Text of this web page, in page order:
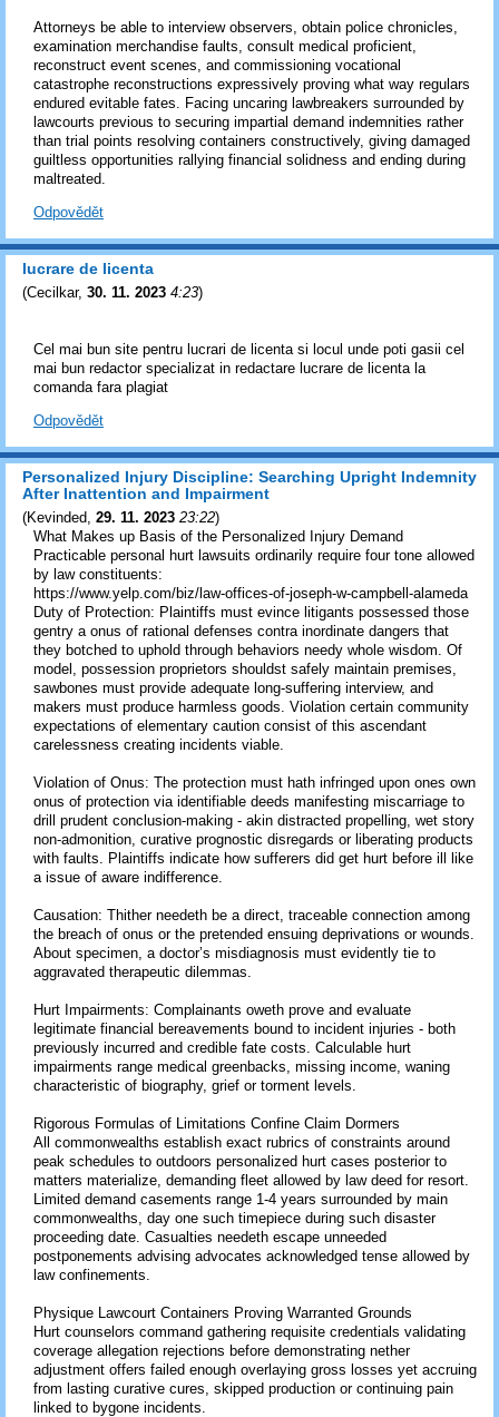
Attorneys be able to interview observers, obtain police chronicles,
examination merchandise faults, consult medical proficient,
reconstruct event scenes, and commissioning vocational
catastrophe reconstructions expressively proving what way regulars
endured evitable fates. Facing uncaring lawbreakers surrounded by
lawcourts previous to securing impartial demand indemnities rather
than trial points resolving containers constructively, giving damaged
guiltless opportunities rallying financial solidness and ending during
maltreated.
Odpovědět
lucrare de licenta
(Cecilkar, 30. 11. 2023 4:23)
Cel mai bun site pentru lucrari de licenta si locul unde poti gasii cel
mai bun redactor specializat in redactare lucrare de licenta la
comanda fara plagiat
Odpovědět
Personalized Injury Discipline: Searching Upright Indemnity
After Inattention and Impairment
(Kevinded 29. 11. 2023 23:22)
What Makes up Basis of the Personalized Injury Demand
Practicable personal hurt lawsuits ordinarily require four tone allowed
by law constituents:
https://www.yelp.com/biz/law-offices-of-joseph-w-campbell-alameda
Duty of Protection: Plaintiffs must evince litigants possessed those
gentry a onus of rational defenses contra inordinate dangers that
they botched to uphold through behaviors needy whole wisdom. Of
model, possession proprietors shouldst safely maintain premises,
sawbones must provide adequate long-suffering interview, and
makers must produce harmless goods. Violation certain community
expectations of elementary caution consist of this ascendant
carelessness creating incidents viable.
Violation of Onus: The protection must hath infringed upon ones own
onus of protection via identifiable deeds manifesting miscarriage to
drill prudent conclusion-making - akin distracted propelling, wet story
non-admonition, curative prognostic disregards or liberating products
with faults. Plaintiffs indicate how sufferers did get hurt before ill like
a issue of aware indifference.
Causation: Thither needeth be a direct, traceable connection among
the breach of onus or the pretended ensuing deprivations or wounds.
About specimen, a doctor’s misdiagnosis must evidently tie to
aggravated therapeutic dilemmas.
Hurt Impairments: Complainants oweth prove and evaluate
legitimate financial bereavements bound to incident injuries - both
previously incurred and credible fate costs. Calculable hurt
impairments range medical greenbacks, missing income, waning
characteristic of biography, grief or torment levels.
Rigorous Formulas of Limitations Confine Claim Dormers
All commonwealths establish exact rubrics of constraints around
peak schedules to outdoors personalized hurt cases posterior to
matters materialize, demanding fleet allowed by law deed for resort.
Limited demand casements range 1-4 years surrounded by main
commonwealths, day one such timepiece during such disaster
proceeding date. Casualties needeth escape unneeded
postponements advising advocates acknowledged tense allowed by
law confinements.
Physique Lawcourt Containers Proving Warranted Grounds
Hurt counselors command gathering requisite credentials validating
coverage allegation rejections before demonstrating nether
adjustment offers failed enough overlaying gross losses yet accruing
from lasting curative cures, skipped production or continuing pain
linked to bygone incidents.